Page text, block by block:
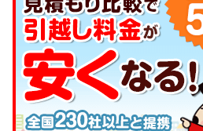
ュール管理が必要で、見落としも発生し...